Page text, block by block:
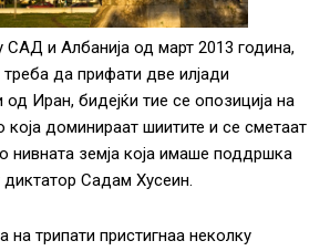
САД и Албанија од март 2013 година,
да прифати две илјади
од Иран, бидејќи тие се опозиција на
која доминираат шиитите и се сметаат
нивната земја која имаше поддршка
диктатор Садам Хусеин.
на трипати пристигнаа неколку